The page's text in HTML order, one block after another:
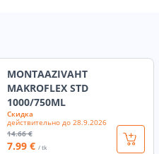
MONTAAZIVAHT
MAKROFLEX STD
1000/750ML
Скидка
действительно до 28.9.2026
14.66 €
7.99 € / tk